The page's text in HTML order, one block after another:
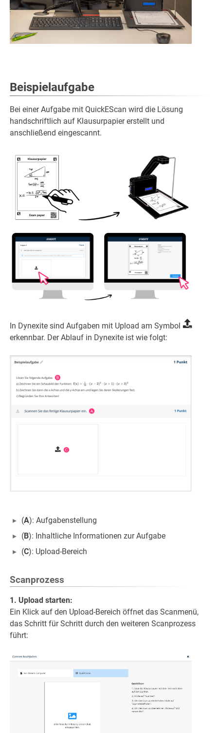
Beispielaufgabe
Bei einer Aufgabe mit QuickEScan wird die Lösung
handschriftlich auf Klausurpapier erstellt und
anschließend eingescannt.
In Dynexite sind Aufgaben mit Upload am Symbol
erkennbar. Der Ablauf in Dynexite ist wie folgt:
(A): Aufgabenstellung
(B): Inhaltliche Informationen zur Aufgabe
(C): Upload-Bereich
Scanprozess
1. Upload starten:
Ein Klick auf den Upload-Bereich öffnet das Scanmenü,
das Schritt für Schritt durch den weiteren Scanprozess
führt: